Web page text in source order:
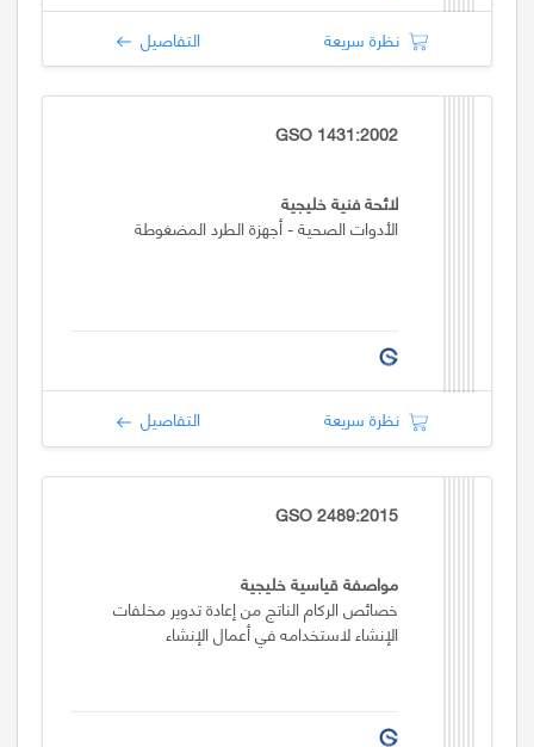
نظرة سريعة التفاصيل
GSO 1431:2002
لائحة فنية خليجية
الأدوات الصحية - أجهزة الطرد المضغوطة
نظرة سريعة التفاصيل
GSO 2489:2015
مواصفة قياسية خليجية
خصائص الركام الناتج من إعادة تدوير مخلفات
الإنشاء لاستخدامه في أعمال الإنشاء